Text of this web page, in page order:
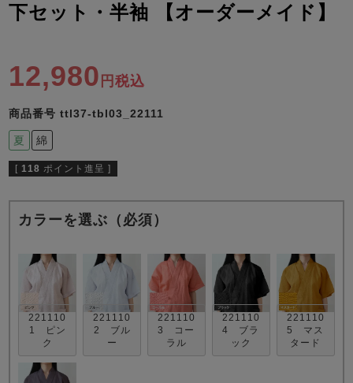
売れ筋ランキング
新着商品
すべての季節のパジャマ一覧はこちら
単品
ン単品
売れ筋ランキング
下セット・半袖 【オーダーメイド】
12,980 税込
商品番号 ttl37-tbl03_22111
夏 綿
[ 118 ポイント進呈 ]
カラーを選ぶ（必須）
221110
1 ピン
ク
221110
2 ブル
ー
221110
3 コー
ラル
221110
4 ブラ
ック
221110
5 マス
タード